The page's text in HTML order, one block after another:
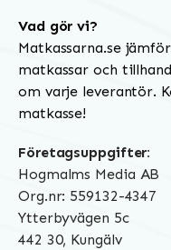
Vad gör vi?
Matkassarna.se
matkassar och
om varje leverantör.
matkasse!
Företagsuppgifter:
Hogmalms Media AB
Org.nr: 559132-4347
Ytterbyvägen 5c
442 30, Kungälv